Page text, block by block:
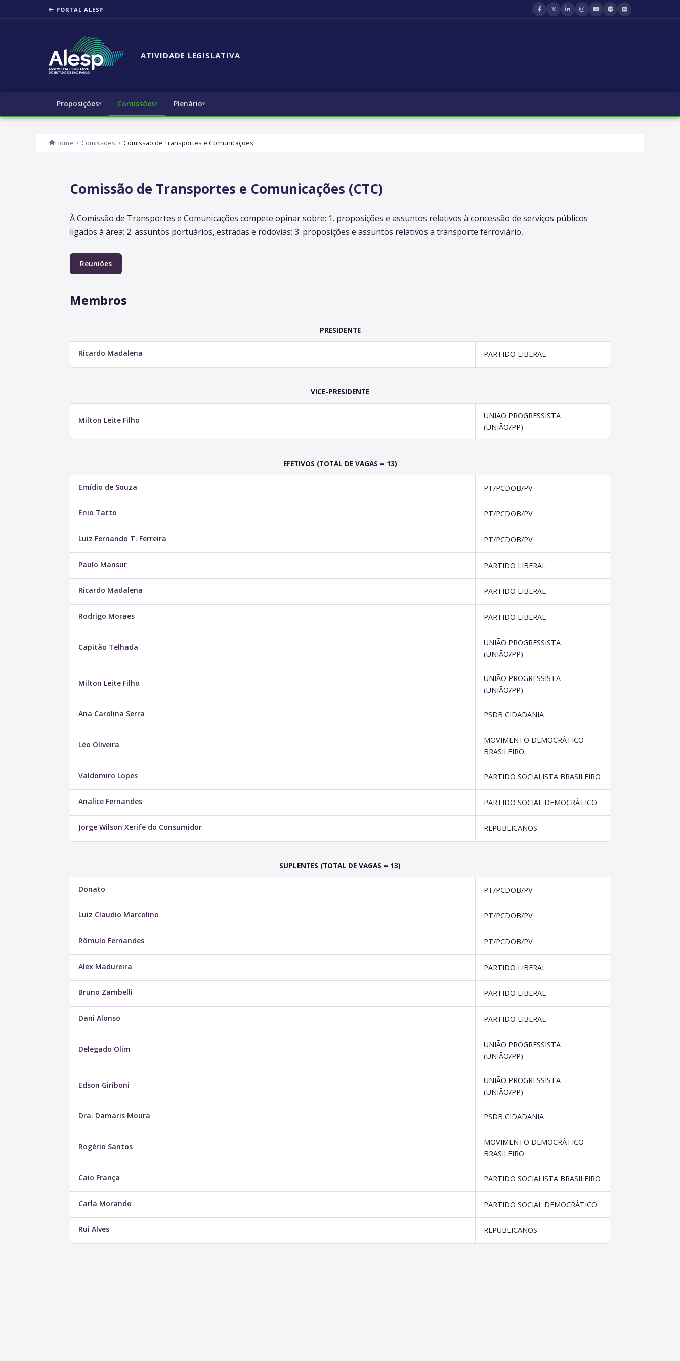
PORTAL ALESP
ATIVIDADE LEGISLATIVA
Proposições Comissões Plenário
Home Comissões Comissão de Transportes e Comunicações
Comissão de Transportes e Comunicações (CTC)
À Comissão de Transportes e Comunicações compete opinar sobre: 1. proposições e assuntos relativos à concessão de serviços públicos
ligados à área; 2. assuntos portuários, estradas e rodovias; 3. proposições e assuntos relativos a transporte ferroviário,
Reuniões
Membros
PRESIDENTE
Ricardo Madalena PARTIDO LIBERAL
VICE-PRESIDENTE
Milton Leite Filho
UNIÃO PROGRESSISTA
(UNIÃO/PP)
EFETIVOS (TOTAL DE VAGAS = 13)
Emídio de Souza PT/PCDOB/PV
Enio Tatto PT/PCDOB/PV
Luiz Fernando T. Ferreira PT/PCDOB/PV
Paulo Mansur PARTIDO LIBERAL
Ricardo Madalena PARTIDO LIBERAL
Rodrigo Moraes PARTIDO LIBERAL
Capitão Telhada
UNIÃO PROGRESSISTA
(UNIÃO/PP)
Milton Leite Filho
UNIÃO PROGRESSISTA
(UNIÃO/PP)
Ana Carolina Serra PSDB CIDADANIA
Léo Oliveira
MOVIMENTO DEMOCRÁTICO
BRASILEIRO
Valdomiro Lopes PARTIDO SOCIALISTA BRASILEIRO
Analice Fernandes PARTIDO SOCIAL DEMOCRÁTICO
Jorge Wilson Xerife do Consumidor REPUBLICANOS
SUPLENTES (TOTAL DE VAGAS = 13)
Donato PT/PCDOB/PV
Luiz Claudio Marcolino PT/PCDOB/PV
Rômulo Fernandes PT/PCDOB/PV
Alex Madureira PARTIDO LIBERAL
Bruno Zambelli PARTIDO LIBERAL
Dani Alonso PARTIDO LIBERAL
Delegado Olim
UNIÃO PROGRESSISTA
(UNIÃO/PP)
Edson Giriboni
UNIÃO PROGRESSISTA
(UNIÃO/PP)
Dra. Damaris Moura PSDB CIDADANIA
Rogério Santos
MOVIMENTO DEMOCRÁTICO
BRASILEIRO
Caio França PARTIDO SOCIALISTA BRASILEIRO
Carla Morando PARTIDO SOCIAL DEMOCRÁTICO
Rui Alves REPUBLICANOS